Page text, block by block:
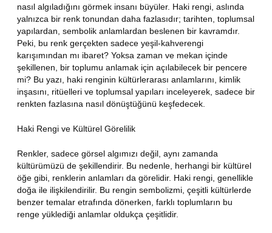
nasıl algıladığını görmek insanı büyüler. Haki rengi, aslında
yalnızca bir renk tonundan daha fazlasıdır; tarihten, toplumsal
yapılardan, sembolik anlamlardan beslenen bir kavramdır.
Peki, bu renk gerçekten sadece yeşil-kahverengi
karışımından mı ibaret? Yoksa zaman ve mekan içinde
şekillenen, bir toplumu anlamak için açılabilecek bir pencere
mi? Bu yazı, haki renginin kültürlerarası anlamlarını, kimlik
inşasını, ritüelleri ve toplumsal yapıları inceleyerek, sadece bir
renkten fazlasına nasıl dönüştüğünü keşfedecek.
Haki Rengi ve Kültürel Görelilik
Renkler, sadece görsel algımızı değil, aynı zamanda
kültürümüzü de şekillendirir. Bu nedenle, herhangi bir kültürel
öğe gibi, renklerin anlamları da görelidir. Haki rengi, genellikle
doğa ile ilişkilendirilir. Bu rengin sembolizmi, çeşitli kültürlerde
benzer temalar etrafında dönerken, farklı toplumların bu
renge yüklediği anlamlar oldukça çeşitlidir.